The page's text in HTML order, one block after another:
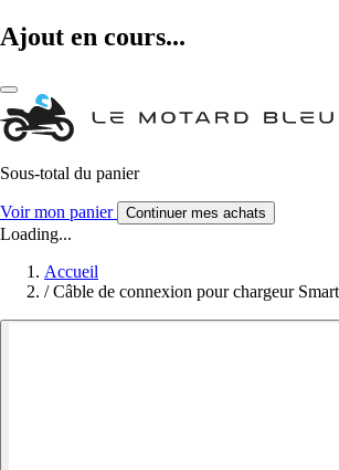
Ajout en cours...
Sous-total du panier
Voir mon panier Continuer mes achats
Loading...
Accueil
/ Câble de connexion pour chargeur